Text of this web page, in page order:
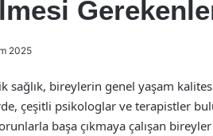
2025
sağlık, bireylerin genel yaşam
çeşitli psikologlar ve terapistler
başa çıkmaya çalışan